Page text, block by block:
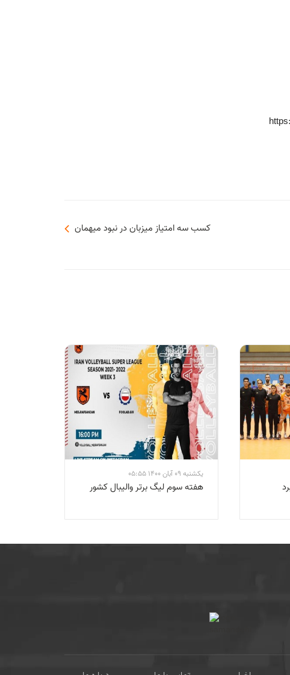
کسب سه امتیاز میزبان در نبود میهمان
یکشنبه 09 آبان 1400 05:55
هفته سوم لیگ برتر والیبال کشور